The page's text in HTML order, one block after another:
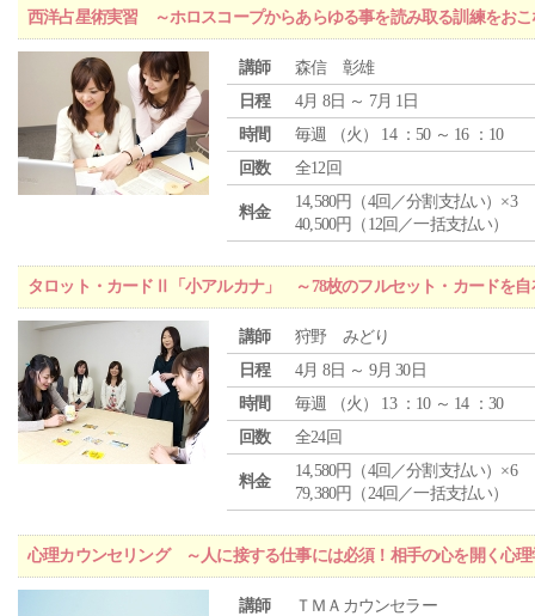
西洋占星術実習 ～ホロスコープからあらゆる事を読み取る訓練をおこ
講師
森信 彰雄
日程
4月 8日 ～ 7月 1日
時間
毎週 （火 ） 14 ：50 ～ 16 ：10
回数
全12回
料金
14,580円（4回／分割支払い）×3
40,500円（12回／一括支払い）
タロット・カードⅡ「小アルカナ」 ～78枚のフルセット・カードを自
講師
狩野 みどり
日程
4月 8日 ～ 9月 30日
時間
毎週 （火 ） 13 ：10 ～ 14 ：30
回数
全24回
料金
14,580円（4回／分割支払い）×6
79,380円（24回／一括支払い）
心理カウンセリング ～人に接する仕事には必須！相手の心を開く心理
講師
ＴＭＡカウンセラー